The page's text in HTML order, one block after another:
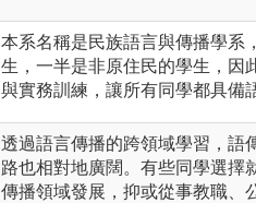
本系名稱是民族語言與傳播學系
生，一半是非原住民的學生，因
與實務訓練，讓所有同學都具備
透過語言傳播的跨領域學習，語
路也相對地廣闊。有些同學選擇
傳播領域發展，抑或從事教職、